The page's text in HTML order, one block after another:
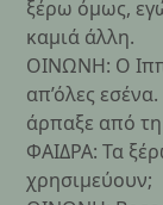
ξέρω όμως,
καμιά άλλη.
ΟΙΝΩΝΗ: Ο
απ’όλες
άρπαξε από
ΦΑΙΔΡΑ: Τα
χρησιμεύουν;